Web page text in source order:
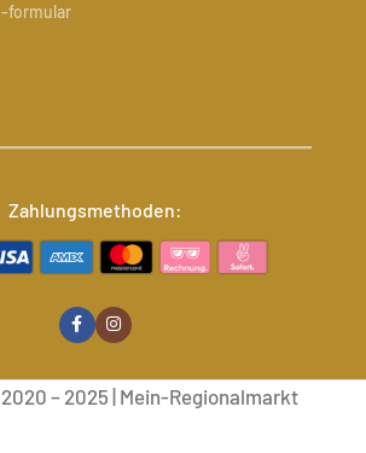
formular
Zahlungsmethoden:
– 2025 | Mein-Regionalmarkt